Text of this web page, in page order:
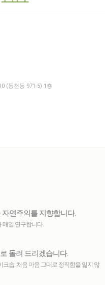
(동천동 971-5) 1층
연주의를 지향합니다.
매일 연구합니다.
돌려 드리겠습니다.
솝. 처음 마음 그대로 정직함을 잃지 않